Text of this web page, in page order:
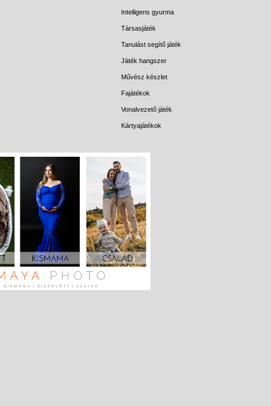
Intelligens gyurma
Társasjáték
Tanulást segítő játék
Játék hangszer
Művész készlet
Fajátékok
Vonalvezető játék
Kártyajátékok